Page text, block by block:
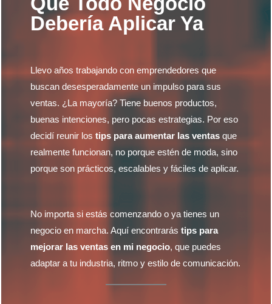
Debería Aplicar Ya
Llevo años trabajando con emprendedores que
buscan desesperadamente un impulso para sus
ventas. ¿La mayoría? Tiene buenos productos,
buenas intenciones, pero pocas estrategias. Por eso
decidí reunir lostips para aumentar las ventas que
realmente funcionan, no porque estén de moda, sino
porque son prácticos, escalables y fáciles de aplicar.
No importa si estás comenzando o ya tienes un
negocio en marcha. Aquí encontrarástips para
mejorar las ventas en mi negocio, que puedes
adaptar a tu industria, ritmo y estilo de comunicación.